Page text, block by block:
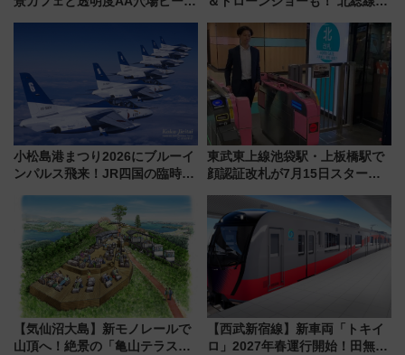
車、観覧スポット情報と周辺観
光まとめ（7/28開催）
小松島港まつり2026にブルーイ
ンパルス飛来！JR四国の臨時ダ
東武東上線池袋駅・上板橋駅で
顔認証改札が7月15日スター
でシームレスに
【気仙沼大島】新モノレールで
山頂へ！絶景の「亀山テラス
【西武新宿線】新車両「トキイ
ロ」2027年春運行開始！田無・